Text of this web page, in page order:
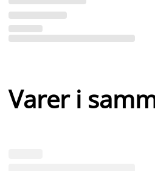
Varer i